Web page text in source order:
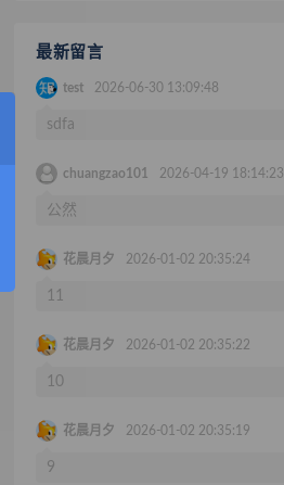
最新留言
test 2026-06-30 13:09:48
sdfa
chuangzao101 2026-04-19 18:14:23
公然
花晨月夕 2026-01-02 20:35:24
11
花晨月夕 2026-01-02 20:35:22
10
花晨月夕 2026-01-02 20:35:19
9